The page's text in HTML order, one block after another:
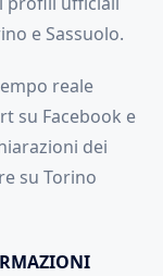
e Sassuolo.
reale
su Facebook e
dei
su Torino